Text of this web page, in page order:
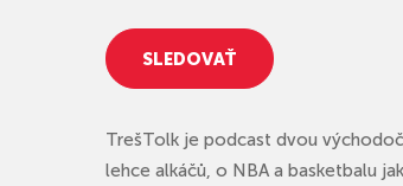
SLEDOVAŤ
TrešTolk je podcast dvou
lehce alkáčů, o NBA a basketbalu